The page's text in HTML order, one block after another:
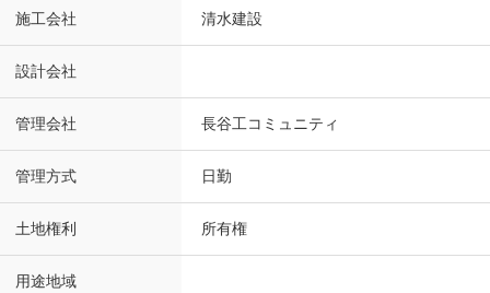
施工会社 清水建設
設計会社
管理会社 長谷工コミュニティ
管理方式 日勤
土地権利 所有権
用途地域